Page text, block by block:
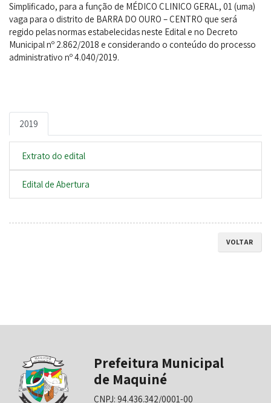
Simplificado, para a função de MÉDICO CLINICO GERAL, 01 (uma)
vaga para o distrito de BARRA DO OURO – CENTRO que será
regido pelas normas estabelecidas neste Edital e no Decreto
Municipal nº 2.862/2018 e considerando o conteúdo do processo
administrativo nº 4.040/2019.
2019
Extrato do edital
Edital de Abertura
VOLTAR
Prefeitura Municipal
de Maquiné
CNPJ: 94.436.342/0001-00